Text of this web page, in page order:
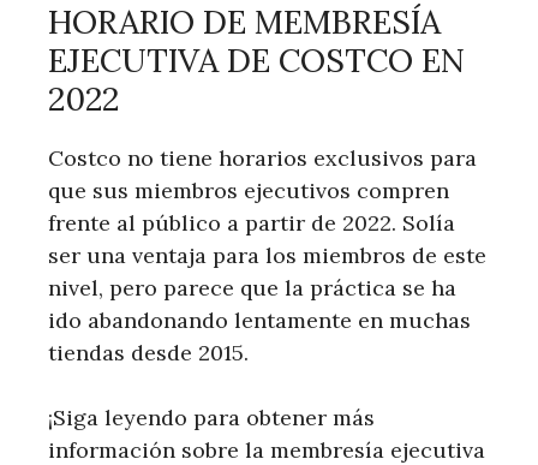
HORARIO DE MEMBRESÍA
EJECUTIVA DE COSTCO EN
2022
Costco no tiene horarios exclusivos para
que sus miembros ejecutivos compren
frente al público a partir de 2022. Solía ​​
ser una ventaja para los miembros de este
nivel, pero parece que la práctica se ha
ido abandonando lentamente en muchas
tiendas desde 2015.
¡Siga leyendo para obtener más
información sobre la membresía ejecutiva